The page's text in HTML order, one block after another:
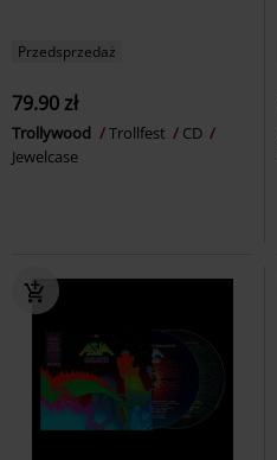
Przedsprzedaż
79.90 zł
Trollywood Trollfest
CD
Jewelcase